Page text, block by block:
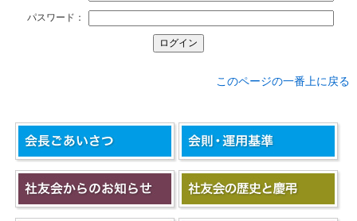
パスワード：
このページの一番上に戻る